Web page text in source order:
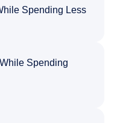
Spending Less
Spending